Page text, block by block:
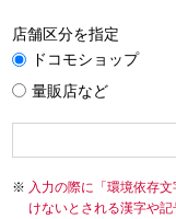
店舗区分を指定
ドコモショップ
量販店など
入力の際に「環境依存
けないとされる漢字や